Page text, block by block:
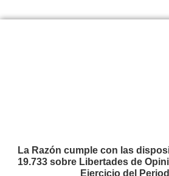
La Razón cumple con las
19.733 sobre Libertades de
Ejercicio del